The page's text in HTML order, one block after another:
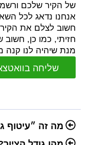
שליחה
אנחנו נדאג לכל
חשוב לצלם את הקיר
חזיתי, כמו כן,
מנת שיהיה לנו
מה זה ״עיטוף